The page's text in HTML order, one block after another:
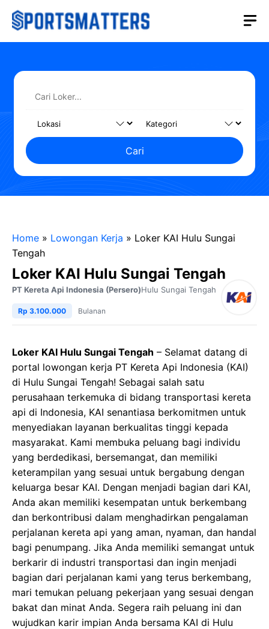
Langsung
Cari
Home » Lowongan Kerja » Loker KAI Hulu Sungai
Tengah
Loker KAI Hulu Sungai Tengah
PT Kereta Api Indonesia (Persero)Hulu Sungai Tengah
Rp 3.100.000 Bulanan
Loker KAI Hulu Sungai Tengah – Selamat datang di
portal lowongan kerja PT Kereta Api Indonesia (KAI)
di Hulu Sungai Tengah! Sebagai salah satu
perusahaan terkemuka di bidang transportasi kereta
api di Indonesia, KAI senantiasa berkomitmen untuk
menyediakan layanan berkualitas tinggi kepada
masyarakat. Kami membuka peluang bagi individu
yang berdedikasi, bersemangat, dan memiliki
keterampilan yang sesuai untuk bergabung dengan
keluarga besar KAI. Dengan menjadi bagian dari KAI,
Anda akan memiliki kesempatan untuk berkembang
dan berkontribusi dalam menghadirkan pengalaman
perjalanan kereta api yang aman, nyaman, dan handal
bagi penumpang. Jika Anda memiliki semangat untuk
berkarir di industri transportasi dan ingin menjadi
bagian dari perjalanan kami yang terus berkembang,
mari temukan peluang pekerjaan yang sesuai dengan
bakat dan minat Anda. Segera raih peluang ini dan
wujudkan karir impian Anda bersama KAI di Hulu